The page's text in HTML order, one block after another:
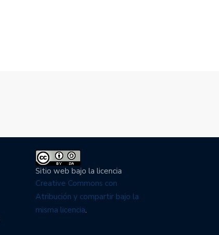
Sitio web bajo la licencia
Creative Commons con
Atribución y compartir bajo la
misma licencia.